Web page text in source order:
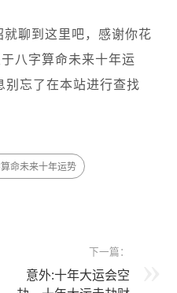
聊到这里吧，感谢你花
八字算命未来十年运
忘了在本站进行查找
命未来十年运势
下一篇：
意外:十年大运会空